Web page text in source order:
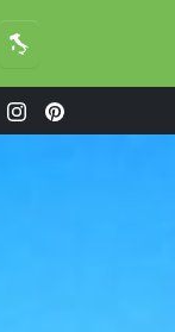
Map